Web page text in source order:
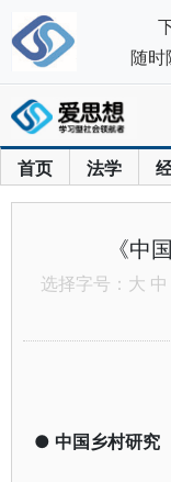
首页 法学
《中
选择字号： 大 中
● 中国乡村研究
随时